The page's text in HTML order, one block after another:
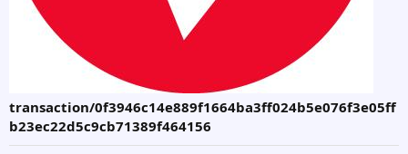
transaction/0f3946c14e889f1664ba3ff024b5e076f3e05ff
b23ec22d5c9cb71389f464156